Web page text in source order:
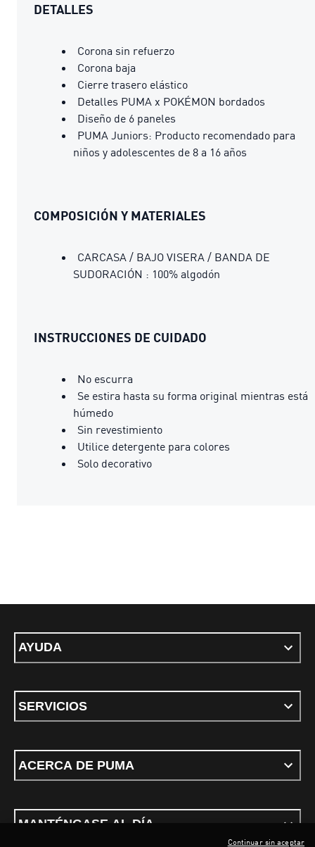
DETALLES
Corona sin refuerzo
Corona baja
Cierre trasero elástico
Detalles PUMA x POKÉMON bordados
Diseño de 6 paneles
PUMA Juniors: Producto recomendado para
niños y adolescentes de 8 a 16 años
COMPOSICIÓN Y MATERIALES
CARCASA / BAJO VISERA / BANDA DE
SUDORACIÓN : 100% algodón
INSTRUCCIONES DE CUIDADO
No escurra
Se estira hasta su forma original mientras está
húmedo
Sin revestimiento
Utilice detergente para colores
Solo decorativo
AYUDA
SERVICIOS
ACERCA DE PUMA
MANTÉNGASE AL DÍA
Continuar sin aceptar